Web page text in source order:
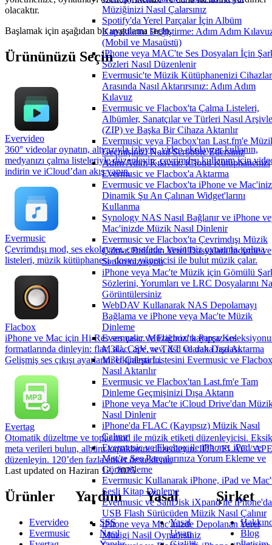
Müziğinizi Nasıl Çalarsınız
Spotify'da Yerel Parçalar İçin Albüm
Kapaklarını Değiştirme: Adım Adım
(Mobil ve Masaüstü)
iPhone veya MAC'te Ses Dosyaları İçin
Sözleri Nasıl Düzenlenir
Evermusic'te Müzik Kütüphanenizi Cihazlar
Arasında Nasıl Aktarırsınız: Adım Adım
Kılavuz
Evermusic ve Flacbox'ta Çalma Listeleri,
Albümler, Sanatçılar ve Türleri Nasıl
(ZIP) ve Başka Bir Cihaza Aktarılır
Evermusic veya Flacbox'tan Last.fm'e
Geçmişinizi Nasıl Scrobble Edersiniz
Adım Adım Kılavuz: iCloud Kütüphanenizi
Evermusic ve Flacbox'a Aktarma
Evermusic ve Flacbox'ta iPhone ve
Dinamik Şu An Çalınan Widget'larını
Kullanma
Synology NAS Nasıl Bağlanır ve iPhone
Mac'inizde Müzik Nasıl Dinlenir
Evermusic ve Flacbox'ta Çevrimdışı Müzik
Çalma: Buluttan Yerel Dosyalara İndirme ve
Senkronizasyon
iPhone veya Mac'te Müzik için Gömülü
Sözlerini, Yorumları ve LRC Dosyalarını
Görüntülersiniz
WebDAV Kullanarak NAS Depolamayı
Bağlama ve iPhone veya Mac'te Müzik
Dinleme
Evermusic ve Flacbox'ta Parça
M3U, CSV ve TXT Olarak Dışa Aktarma
M3U Çalma Listesini Evermusic ve
Nasıl Aktarılır
Evermusic ve Flacbox'tan Last.fm'e Tam
Dinleme Geçmişinizi Dışa Aktarın
iPhone veya Mac'te iCloud Drive'dan
Nasıl Dinlenir
iPhone'da FLAC (Kayıpsız) Müzik Nasıl
Çalınır
Evermusic ve Flacbox ile iPhone, iPad ve
Mac'te Ses Parçalarınıza Yorum Ekleme ve
Görüntüleme
Evermusic Kullanarak iPhone, iPad ve
Sesli Kitap Dinleme
Evermusic ve SanDisk iXpand ile iPhone'da
USB Flash Sürücüden Müzik Nasıl Çalınır
iPhone veya Mac'inizde Depolanan Yerel
Muzigi Nasil Oynatirsiniz
olacaktır.
Başlamak için aşağıdan bir uygulama seçin.
Ürününüzü Seçin
Evervideo
360° videolar oynatın, altyazıyla izleyin, video ekolayzer kullanın,
medyanızı çalma listeleriyle düzenleyin, çevrimdışı kullanım için
indirin ve iCloud’dan akış yapın.
Evermusic
Çevrimdışı mod, ses ekolayzer, crossfade, kesintisiz oynatma, çalma
listeleri, müzik kütüphanesi, dosya yöneticisi ile bulut müzik çalar.
Flacbox
iPhone ve Mac için Hi-Res ses çalar. Müziğinizi kayıpsız ses
formatlarında dinleyin: flac, alac, ape, wv, dsd ve daha fazlası.
Gelişmiş ses çıkışı ayarlarını etkinleştirin.
Evertag
Otomatik düzeltme ve toplu mod ile müzik etiketi düzenleyicisi. Eksik
meta verileri bulun, albüm kapaklarını düzenleyin. ID3 / FLAC / APE
düzenleyin. 120’den fazla etiket desteklenir.
Last updated on Haziran 12, 2025
Ürünler
Evervideo
Evermusic
Yardım
SSS
Nasıl
Yasal
Yasal
Uyarı
Şirket
Blog